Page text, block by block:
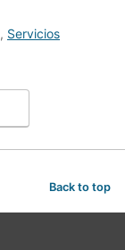
, Servicios
Back to top